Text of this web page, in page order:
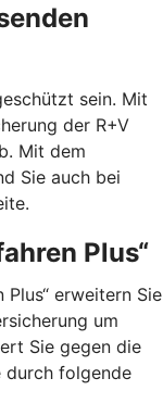
sein. Mit
der R+V
Mit dem
Sie auch bei
Plus“
erweitern Sie
um
Sie gegen die
durch folgende